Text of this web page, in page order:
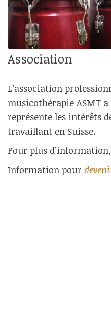
Association
L’association
musicothérapie ASMT a
représente les intérêts
travaillant en Suisse.
Pour plus
Information pour